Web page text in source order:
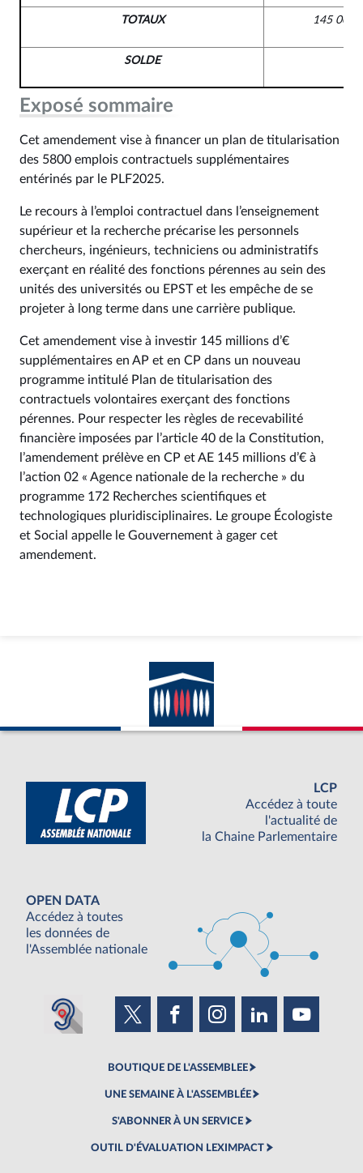
TOTAUX 145 000
SOLDE
Exposé sommaire
Cet amendement vise à financer un plan de titularisation
des 5800 emplois contractuels supplémentaires
entérinés par le PLF2025.
Le recours à l’emploi contractuel dans l’enseignement
supérieur et la recherche précarise les personnels
chercheurs, ingénieurs, techniciens ou administratifs
exerçant en réalité des fonctions pérennes au sein des
unités des universités ou EPST et les empêche de se
projeter à long terme dans une carrière publique.
Cet amendement vise à investir 145 millions d’€
supplémentaires en AP et en CP dans un nouveau
programme intitulé Plan de titularisation des
contractuels volontaires exerçant des fonctions
pérennes. Pour respecter les règles de recevabilité
financière imposées par l’article 40 de la Constitution,
l’amendement prélève en CP et AE 145 millions d’€ à
l’action 02 « Agence nationale de la recherche » du
programme 172 Recherches scientifiques et
technologiques pluridisciplinaires. Le groupe Écologiste
et Social appelle le Gouvernement à gager cet
amendement.
LCP
Accédez à toute
l'actualité de
la Chaine Parlementaire
OPEN DATA
Accédez à toutes
les données de
l'Assemblée nationale
BOUTIQUE DE L'ASSEMBLEE
UNE SEMAINE À L'ASSEMBLÉE
S'ABONNER À UN SERVICE
OUTIL D'ÉVALUATION LEXIMPACT